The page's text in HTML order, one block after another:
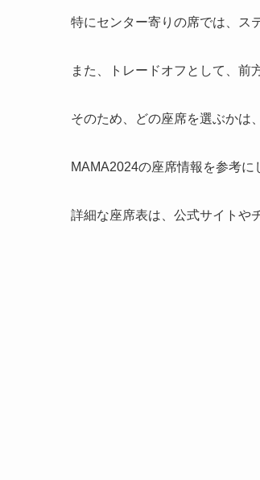
特にセンター寄りの席では、ス
また、トレードオフとして、前
そのため、どの座席を選ぶかは
MAMA2024の座席情報を参考
詳細な座席表は、公式サイトや